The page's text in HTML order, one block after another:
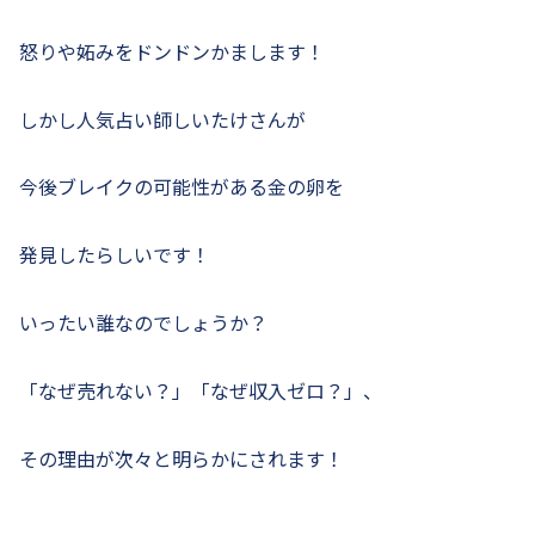
怒りや妬みをドンドンかまします！
しかし人気占い師しいたけさんが
今後ブレイクの可能性がある金の卵を
発見したらしいです！
いったい誰なのでしょうか？
「なぜ売れない？」「なぜ収入ゼロ？」、
その理由が次々と明らかにされます！